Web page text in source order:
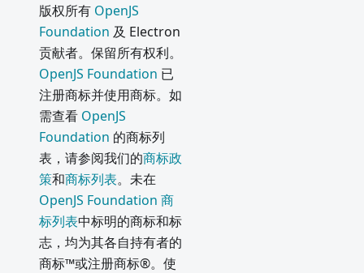
版权所有 OpenJS
Foundation 及 Electron
贡献者。保留所有权利。
OpenJS Foundation 已
注册商标并使用商标。如
需查看 OpenJS
Foundation 的商标列
表，请参阅我们的商标政
策和商标列表。未在
OpenJS Foundation 商
标列表中标明的商标和标
志，均为其各自持有者的
商标™或注册商标®。使